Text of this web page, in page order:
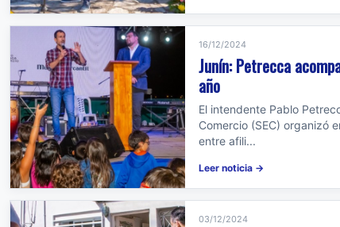
16/12/2024
Junín: Petrecca
año
El intendente Pablo
Comercio (SEC) organizó
entre afili...
Leer noticia →
03/12/2024